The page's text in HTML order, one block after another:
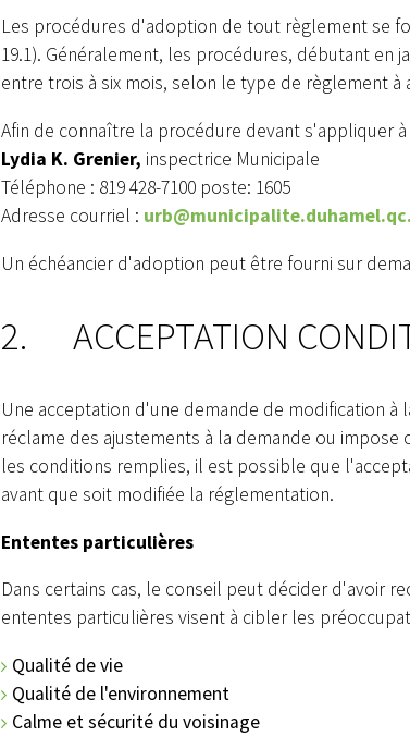
Alerte
CIEL OUVERT
Les procédures d'adoption de tout règlement se
19.1). Généralement, les procédures, débutant en
entre trois à six mois, selon le type de règlement à
Afin de connaître la procédure devant s'appliquer
Lydia K. Grenier, inspectrice Municipale
Téléphone : 819 428-7100 poste: 1605
Adresse courriel :
Un échéancier d'adoption peut être fourni sur
2. ACCEPTATION
Une acceptation d'une demande de modification
réclame des ajustements à la demande ou
les conditions remplies, il est possible que
avant que soit modifiée la réglementation.
Ententes particulières
Dans certains cas, le conseil peut décider d'avoir
ententes particulières visent à cibler les
Qualité de vie
Qualité de l'environnement
Calme et sécurité du voisinage